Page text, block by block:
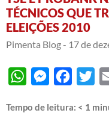
TÉCNICOS QUE
ELEIÇÕES 2010
Pimenta Blog - 17 de
WhatsAppMessenger
Tempo de leitura: < 1